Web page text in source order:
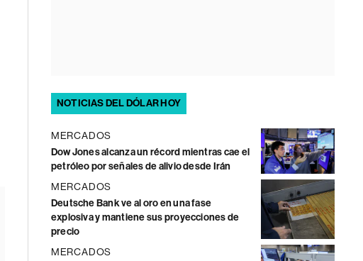
NOTICIAS DEL DÓLAR HOY
MERCADOS
Dow Jones alcanza un récord mientras cae el
petróleo por señales de alivio desde Irán
MERCADOS
Deutsche Bank ve al oro en una fase
explosiva y mantiene sus proyecciones de
precio
MERCADOS